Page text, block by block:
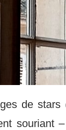
de stars
souriant